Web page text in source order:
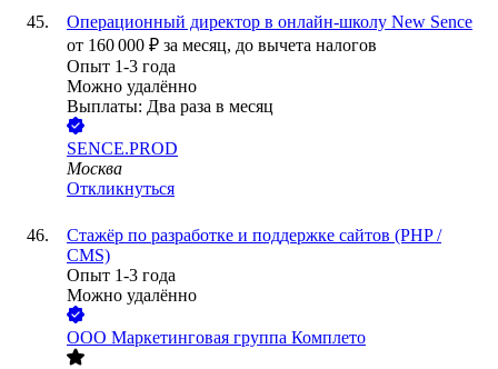
Операционный директор в онлайн-школу New Sence
от 160 000 ₽ за месяц, до вычета налогов
Опыт 1-3 года
Можно удалённо
Выплаты: Два раза в месяц
SENCE.PROD
Москва
Откликнуться
Стажёр по разработке и поддержке сайтов (PHP /
CMS)
Опыт 1-3 года
Можно удалённо
ООО Маркетинговая группа Комплето